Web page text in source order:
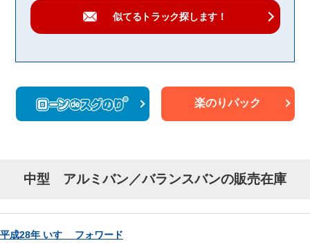
似てるトラック探します！
楽のりパック
中型 アルミバン／バランスバンの販売在庫
平成28年 いすゞ フォワード